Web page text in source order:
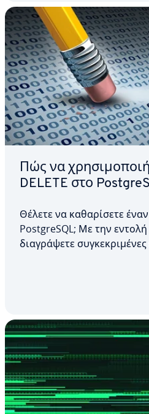
Πώς να
DELETE στο
Θέλετε να καθαρίσετε
PostgreSQL; Με την εντολή
διαγράψετε